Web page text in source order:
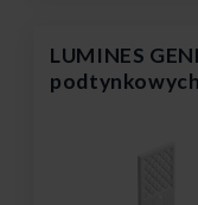
LUMINES